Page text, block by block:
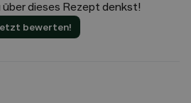
über dieses Rezept denkst!
bewerten!